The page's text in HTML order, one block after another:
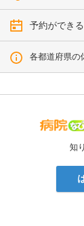
予約ができ
各都道府県の
知